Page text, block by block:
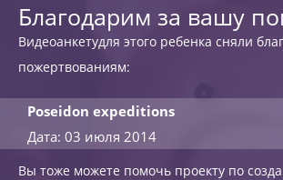
Благодарим за вашу
Видеоанкетудля этого ребенка сняли
пожертвованиям:
Poseidon expeditions
Дата: 03 июля 2014
Вы тоже можете помочь проекту по